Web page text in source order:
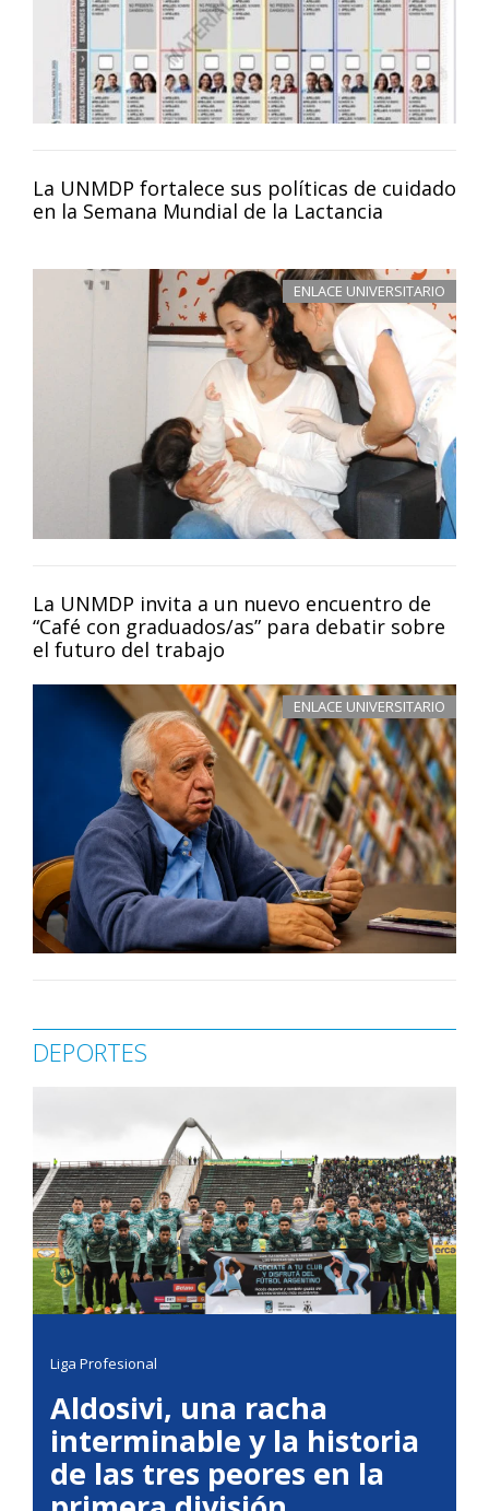
La UNMDP fortalece sus políticas de cuidado
en la Semana Mundial de la Lactancia
ENLACE UNIVERSITARIO
La UNMDP invita a un nuevo encuentro de
“Café con graduados/as” para debatir sobre
el futuro del trabajo
ENLACE UNIVERSITARIO
DEPORTES
Liga Profesional
Aldosivi, una racha
interminable y la historia
de las tres peores en la